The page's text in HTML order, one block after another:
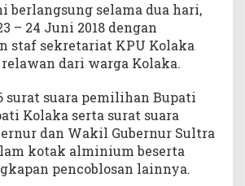
i
D
i
s
r
i
b
u
s
i
berlangsung selama dua hari,
– 24 Juni 2018 dengan
staf sekretariat KPU Kolaka
relawan dari warga Kolaka.
surat suara pemilihan Bupati
Kolaka serta surat suara
dan Wakil Gubernur Sultra
kotak alminium beserta
pencoblosan lainnya.